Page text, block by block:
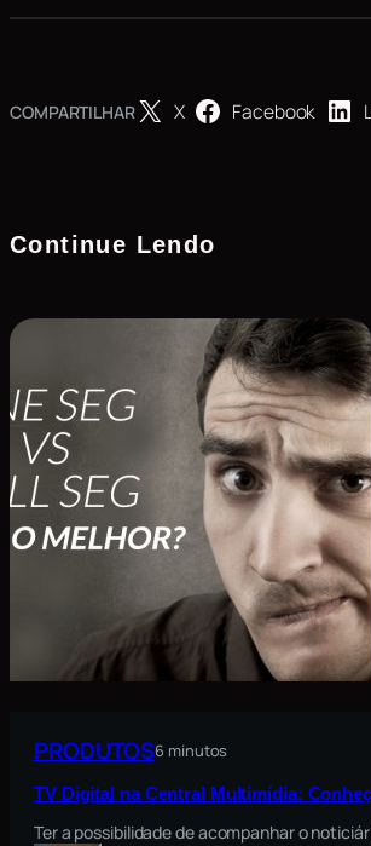
COMPARTILHAR X Facebook
Continue Lendo
PRODUTOS6 minutos
TV Digital na Central Multimídia:
Ter a possibilidade de acompanhar o